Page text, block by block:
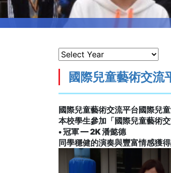
國際兒童藝術交
國際兒童藝術交流平台國際兒
本校學生參加「國際兒童藝術
•冠軍— 2K潘懿德
同學穩健的演奏與豐富情感獲